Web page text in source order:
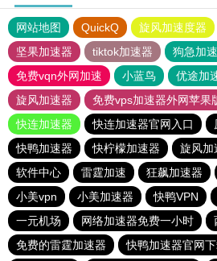
网站地图 QuickQ 旋风加速度器
坚果加速器
tiktok加速器
狗急加
免费vqn外网加速
小蓝鸟 优途加
旋风加速器
免费vps加速器外网苹果
快连加速器
快连加速器官网入口
快鸭加速器
快柠檬加速器 旋风加
软件中心
雷霆加速 狂飙加速器
小美vpn
小美加速器 快鸭VPN
一元机场
网络加速器免费一小时
免费的雷霆加速器
快鸭加速器官网